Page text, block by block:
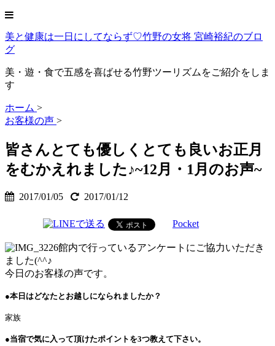
美と健康は一日にしてならず♡竹野の女将 宮崎裕紀のブロ
グ
美・遊・食で五感を喜ばせる竹野ツーリズムをご紹介をしま
す
ホーム >
お客様の声 >
皆さんとても優しくとても良いお正月
をむかえれました♪~12月・1月のお声~
2017/01/05 2017/01/12
Pocket
館内で行っているアンケートにご協力いただき
ました(^^♪
今日のお客様の声です。
●本日はどなたとお越しになられましたか？
家族
●当宿で気に入って頂けたポイントを3つ教えて下さい。